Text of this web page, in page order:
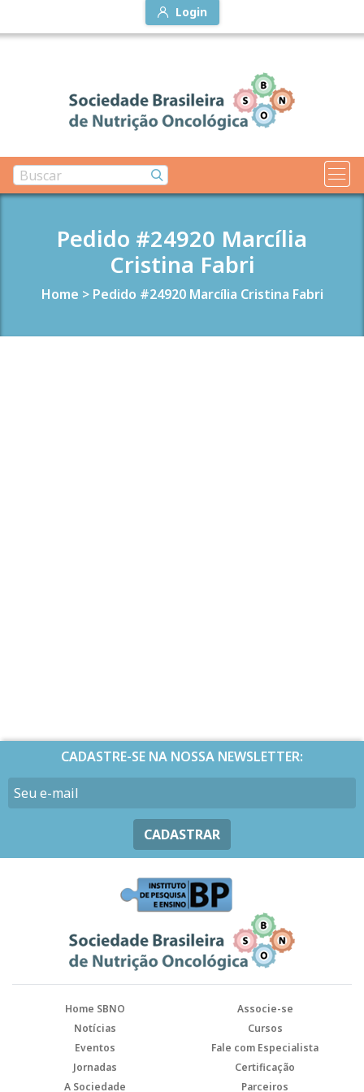
Login
Pedido #24920 Marcília
Cristina Fabri
Home > Pedido #24920 Marcília Cristina Fabri
CADASTRE-SE NA NOSSA NEWSLETTER:
CADASTRAR
Home SBNO
Associe-se
Notícias
Cursos
Eventos
Fale com Especialista
Jornadas
Certificação
A Sociedade
Parceiros